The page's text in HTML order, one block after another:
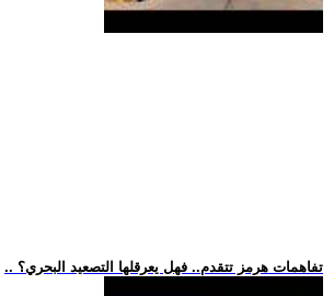
.. تفاهمات هرمز تتقدم.. فهل يعرقلها التصعيد البحري؟